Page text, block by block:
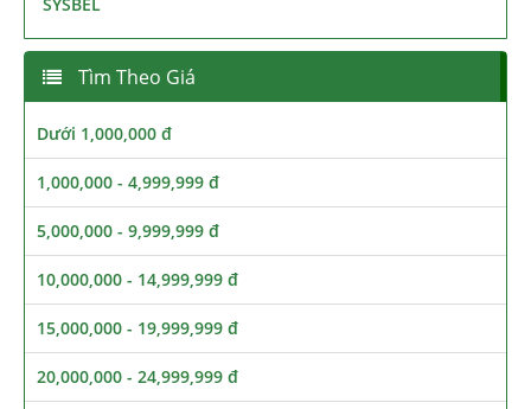
Tìm Theo Giá
Dưới 1,000,000 đ
1,000,000 - 4,999,999 đ
5,000,000 - 9,999,999 đ
10,000,000 - 14,999,999 đ
15,000,000 - 19,999,999 đ
20,000,000 - 24,999,999 đ